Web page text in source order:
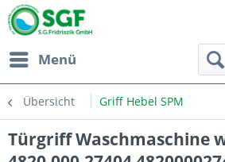
Menü
Übersicht Griff Hebel SPM
Türgriff Waschmaschine